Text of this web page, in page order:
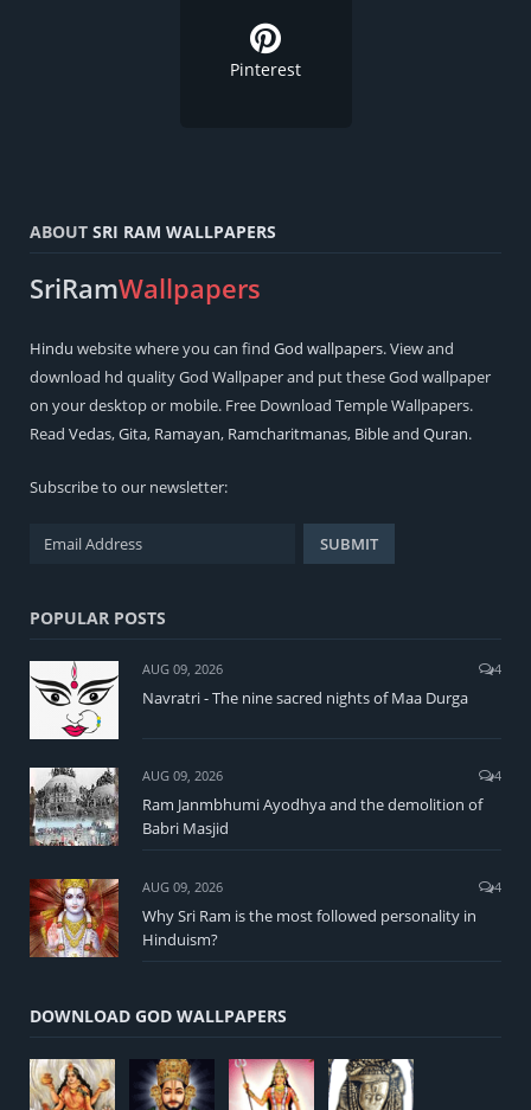
Pinterest
ABOUT SRI RAM WALLPAPERS
SriRamWallpapers
Hindu website where you can find God wallpapers. View and
download hd quality God Wallpaper and put these God wallpaper
on your desktop or mobile. Free Download Temple Wallpapers.
Read Vedas,Gita, Ramayan, Ramcharitmanas, Bibleand Quran.
Subscribe to our newsletter:
POPULAR POSTS
AUG 09, 2026 4
Navratri - The nine sacred nights of Maa Durga
AUG 09, 2026 4
Ram Janmbhumi Ayodhya and the demolition of
Babri Masjid
AUG 09, 2026 4
Why Sri Ram is the most followed personality in
Hinduism?
DOWNLOAD GOD WALLPAPERS